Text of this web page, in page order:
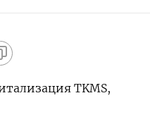
TKMS,